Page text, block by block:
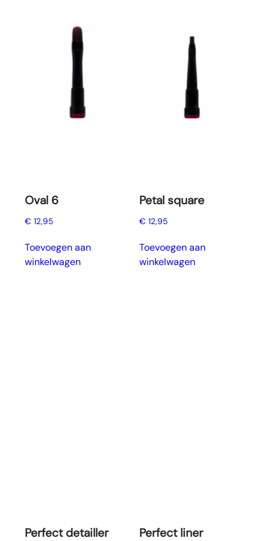
Oval 6
€ 12,95
Toevoegen aan
winkelwagen
Petal square
€ 12,95
Toevoegen aan
winkelwagen
Perfect detailler Perfect liner